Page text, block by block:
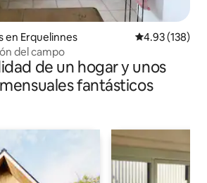
en Erquelinnes Calificación
4.93 (138)
del campo
de un hogar y unos
fantásticos